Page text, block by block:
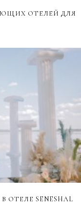
ОТЕЛЕЙ ДЛЯ
SENESHAL